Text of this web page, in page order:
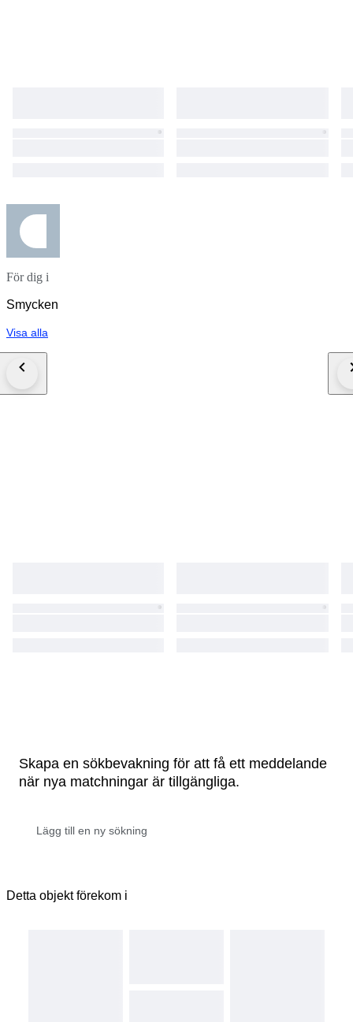
För dig i
Smycken
Visa alla
Skapa en sökbevakning för att få ett meddelande
när nya matchningar är tillgängliga.
Detta objekt förekom i